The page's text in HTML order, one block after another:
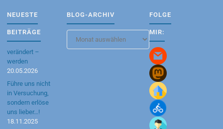
NEUESTE
BEITRÄGE
verändert –
werden
20.05.2026
Führe uns nicht
in Versuchung,
sondern erlöse
uns lieber…!
18.11.2025
BLOG-ARCHIV
Archiv
FOLGE
MIR: